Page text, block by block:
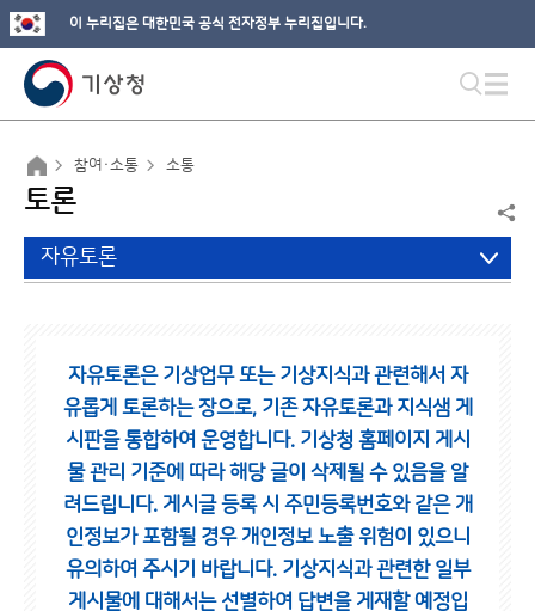
이 누리집은 대한민국 공식 전자정부 누리집입니다.
참여·소통 소통
토론
자유토론
자유토론은 기상업무 또는 기상지식과 관련해서 자
유롭게 토론하는 장으로, 기존 자유토론과 지식샘 게
시판을 통합하여 운영합니다. 기상청 홈페이지 게시
물 관리 기준에 따라 해당 글이 삭제될 수 있음을 알
려드립니다. 게시글 등록 시 주민등록번호와 같은 개
인정보가 포함될 경우 개인정보 노출 위험이 있으니
유의하여 주시기 바랍니다. 기상지식과 관련한 일부
게시물에 대해서는 선별하여 답변을 게재할 예정입